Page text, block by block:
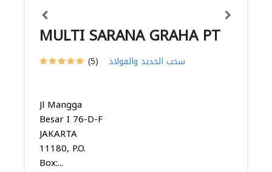
MULTI SARANA GRAHA PT
(5) سحب الحديد والفولاذ
Jl Mangga
Besar I 76-D-F
JAKARTA
11180, P.O.
Box:...